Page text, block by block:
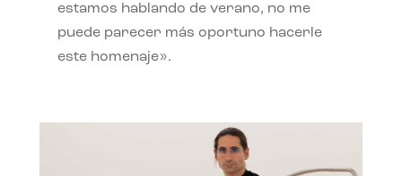
estamos hablando de verano, no me
puede parecer más oportuno hacerle
este homenaje».